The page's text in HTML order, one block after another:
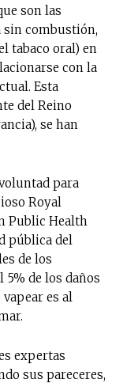
son las
sin combustión,
tabaco oral) en
con la
Esta
del Reino
se han
para
Royal
Public Health
pública del
de los
de los daños
es al
expertas
sus pareceres,